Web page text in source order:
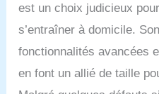
est un choix judicieux
s’entraîner à domicile.
fonctionnalités avancées
en font un allié de taille